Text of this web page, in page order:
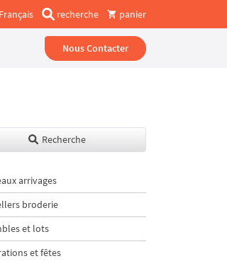
Français recherche panier
Nous Contacter
Recherche
arrivages
broderie
et lots
et fêtes